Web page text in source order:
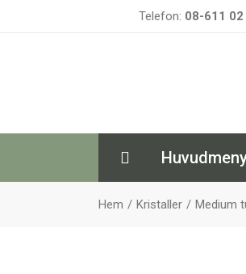
Telefon: 08-611 02
Hem Kristaller Medium